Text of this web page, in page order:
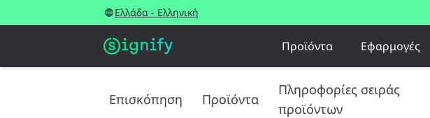
Ελλάδα - Ελληνική
Προϊόντα Εφαρμογές
Επισκόπηση Προϊόντα
Πληροφορίες σειράς
προϊόντων